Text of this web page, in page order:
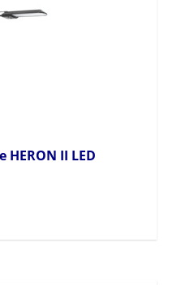
II LED